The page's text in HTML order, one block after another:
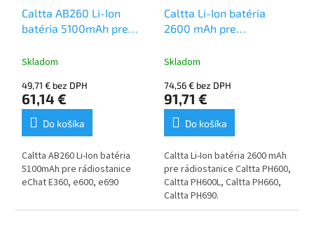
tlačidlá s IP67 pre
vonkajšie použitie
Caltta AB260 Li-Ion
batéria 5100mAh pre
Skladom
49,71 € bez DPH
61,14 €
Do košíka
Caltta AB260 Li-Ion batéria
5100mAh pre rádiostanice
eChat E360, e600, e690
18,87Wh 3,7V
Caltta Li-Ion batéria
2600 mAh pre
Skladom
74,56 € bez DPH
91,71 €
Do košíka
Caltta Li-Ion batéria 2600 mAh
pre rádiostanice Caltta PH600,
Caltta PH600L, Caltta PH660,
Caltta PH690.